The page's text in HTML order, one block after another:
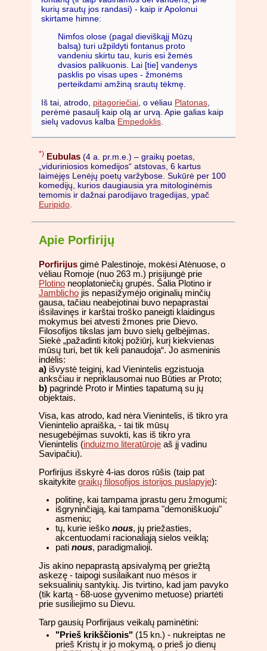
kurių srautų jos randasi) - kaip ir Apolonui
skirtame himne:
Nimfos olose (pagal dieviškąjį Mūzų
balsą) turi užpildyti fontanus proto
vandeniu skirtu tau, kuris esi žemės
dvasios palikuonis. Lai [tie] vandenys
pasklis po visas upes - žmonėms
perteikdami amžiną srautų tėkmę.
Iš tai, atrodo, pitagoriečiai , o vėliau Platonas
perėmė pasaulį kaip olą ar urvą. Apie galias kaip
sielų vadovus kalba Empedoklis
*) Eubulas (4 a. pr.m.e.) – graikų poetas,
„viduriniosios komedijos“ atstovas, 6 kartus
laimėjęs Lenėjų poetų varžybose. Sukūrė per 100
komedijų, kurios daugiausia yra mitologinėmis
temomis ir dažnai parodijavo tragedijas, ypač
Euripido
Apie Porfirijų
Porfirijus gimė Palestinoje, mokėsi Atėnuose, o
vėliau Romoje (nuo 263 m.) prisijungė prie
Plotino neoplatoniečių grupės. Šalia Plotino ir
Jamblicho jis nepasižymėjo originalių minčių
gausa, tačiau neabejotinai buvo nepaprastai
išsilavinęs ir karštai troško paneigti klaidingus
mokymus bei atvesti žmones prie Dievo.
Filosofijos tikslas jam buvo sielų gelbėjimas.
Siekė „pažadinti kitokį požiūrį, kurį kiekvienas
mūsų turi, bet tik keli panaudoja“. Jo asmeninis
indėlis:
a) išvystė teiginį, kad Vienintelis egzistuoja
anksčiau ir nepriklausomai nuo Būties ar Proto;
b) pagrindė Proto ir Minties tapatumą su jų
objektais.
Visa, kas atrodo, kad nėra Vienintelis, iš tikro yra
Vienintelio apraiška, - tai tik mūsų
nesugebėjimas suvokti, kas iš tikro yra
Vienintelis (induizmo literatūroje aš jį vadinu
Savipačiu).
Porfirijus išskyrė 4-ias doros rūšis (taip pat
skaitykite graikų filosofijos istorijos puslapyje):
politinę, kai tampama įprastu geru žmogumi;
išgryninčiąją, kai tampama "demoniškuoju"
asmeniu;
tų, kurie ieško nous, jų priežasties,
akcentuodami racionaliąją sielos veiklą;
pati nous, paradigmalioji.
Jis akino nepaprastą apsivalymą per griežtą
askezę - taipogi susilaikant nuo mėsos ir
seksualinių santykių. Jis tvirtino, kad jam pavyko
(tik kartą - 68-uose gyvenimo metuose) priartėti
prie susiliejimo su Dievu.
Tarp gausių Porfirijaus veikalų paminėtini:
"Prieš krikščionis" (15 kn.) - nukreiptas ne
prieš Kristų ir jo mokymą, o prieš jo dienų